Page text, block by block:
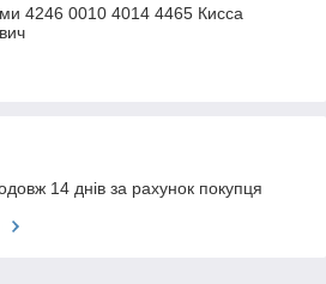
4246 0010 4014 4465 Кисса
14 днів за рахунок покупця